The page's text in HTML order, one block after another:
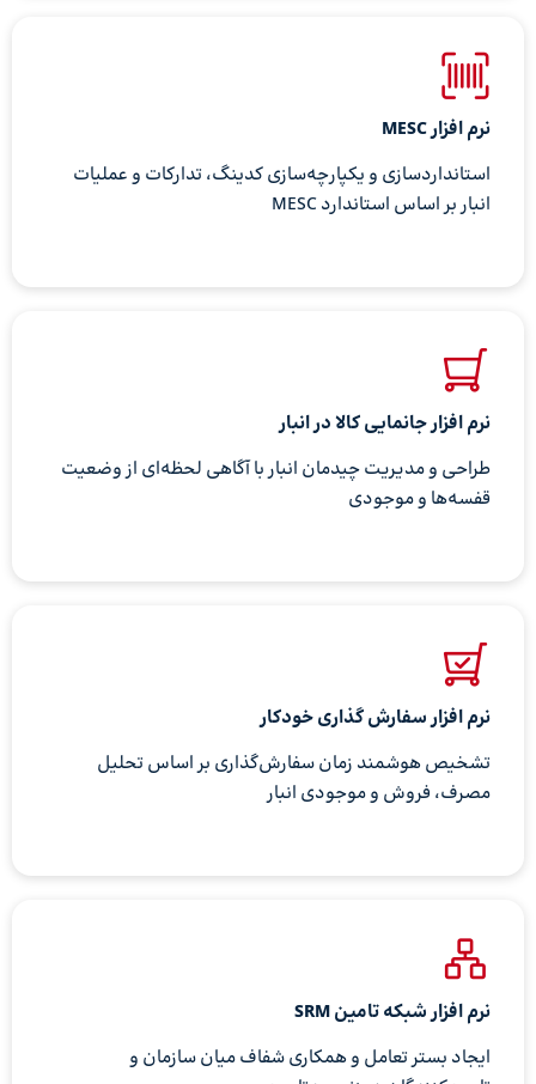
نرم افزار MESC
استانداردسازی و یکپارچه‌سازی کدینگ، تدارکات و عملیات
انبار بر اساس استاندارد MESC
نرم افزار جانمایی کالا در انبار
طراحی و مدیریت چیدمان انبار با آگاهی لحظه‌ای از وضعیت
قفسه‌ها و موجودی
نرم افزار سفارش گذاری خودکار
تشخیص هوشمند زمان سفارش‌گذاری بر اساس تحلیل
مصرف، فروش و موجودی انبار
نرم افزار شبکه تامین SRM
ایجاد بستر تعامل و همکاری شفاف میان سازمان و